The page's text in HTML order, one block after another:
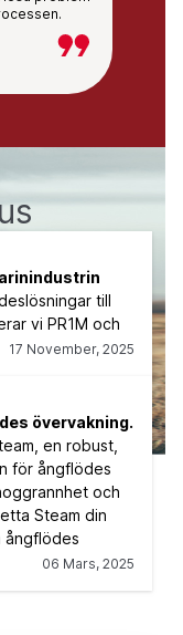
till
vi PR1M och
17 November, 2025
övervakning.
en robust,
för ångflödes
och
Steam din
ångflödes
06 Mars, 2025